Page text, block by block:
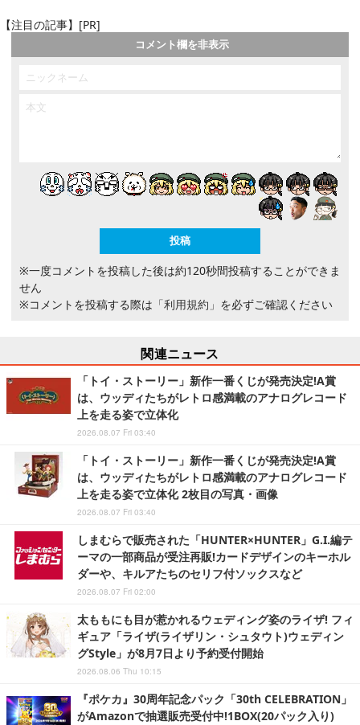
【注目の記事】[PR]
コメント欄を非表示
※一度コメントを投稿した後は約120秒間投稿することができま
せん
※コメントを投稿する際は 「利用規約」 を必ずご確認ください
関連ニュース
「トイ・ストーリー」新作一番くじが発売決定!A賞
は、ウッディたちがレトロ感満載のアナログレコード
上を走る姿で立体化
2026.08.07 Fri 03:40
「トイ・ストーリー」新作一番くじが発売決定!A賞
は、ウッディたちがレトロ感満載のアナログレコード
上を走る姿で立体化 2枚目の写真・画像
2026.08.07 Fri 03:40
しまむらで販売された「HUNTER×HUNTER」G.I.編テ
ーマの一部商品が受注再販!カードデザインのキーホル
ダーや、キルアたちのセリフ付ソックスなど
2026.08.07 Fri 02:00
太ももにも目が惹かれるウェディング姿のライザ! フィ
ギュア「ライザ(ライザリン・シュタウト)ウェディン
グStyle」が8月7日より予約受付開始
2026.08.06 Thu 10:15
『ポケカ』30周年記念パック「30th CELEBRATION」
がAmazonで抽選販売受付中!1BOX(20パック入り)